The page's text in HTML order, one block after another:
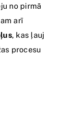
no pirmā
arī
, kas ļauj
procesu